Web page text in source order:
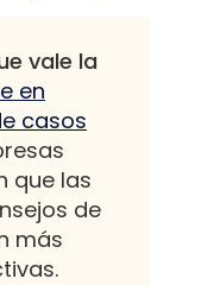
vale la
en
casos
que las
de
más